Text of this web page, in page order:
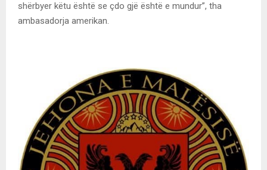
shërbyer këtu është se çdo gjë është e mundur”, tha
ambasadorja amerikan.